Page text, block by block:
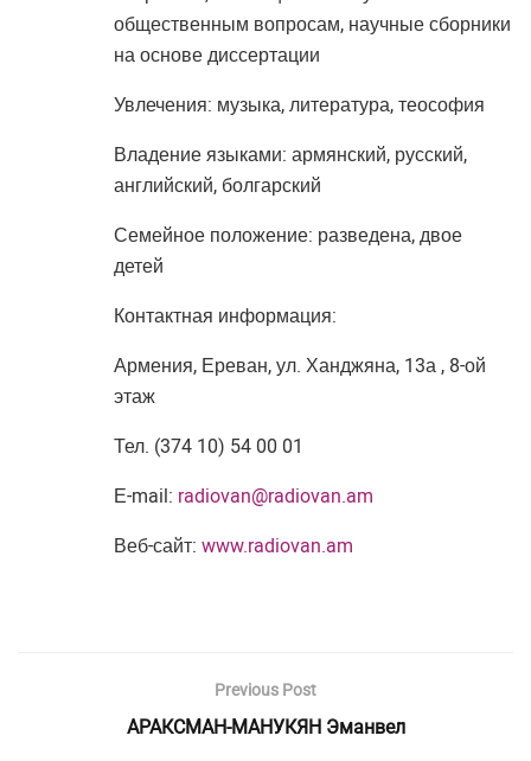
общественным вопросам, научные сборники
на основе диссертации
Увлечения: музыка, литература, теософия
Владение языками: армянский, русский,
английский, болгарский
Семейное положение: разведена, двое
детей
Контактная информация:
Армения, Ереван, ул. Ханджяна, 13а , 8-ой
этаж
Тел. (374 10) 54 00 01
Е-mail: radiovan@radiovan.am
Веб-сайт: www.radiovan.am
Previous Post
АРАКСМАН-МАНУКЯН Эманвел